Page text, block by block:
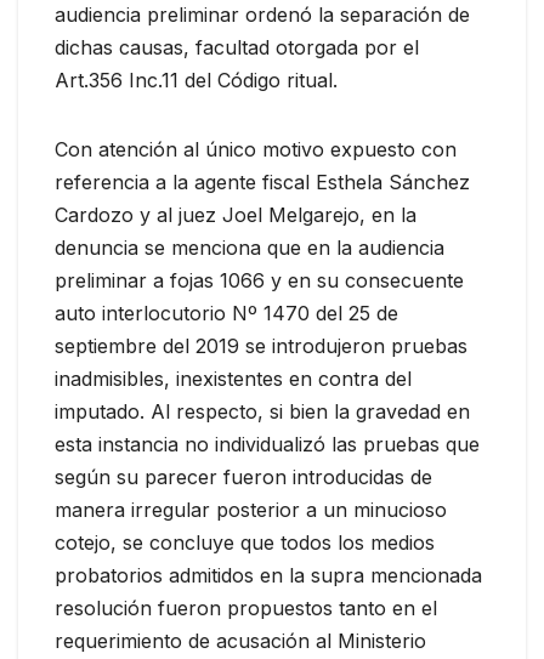
audiencia preliminar ordenó la separación de
dichas causas, facultad otorgada por el
Art.356 Inc.11 del Código ritual.
Con atención al único motivo expuesto con
referencia a la agente fiscal Esthela Sánchez
Cardozo y al juez Joel Melgarejo, en la
denuncia se menciona que en la audiencia
preliminar a fojas 1066 y en su consecuente
auto interlocutorio Nº 1470 del 25 de
septiembre del 2019 se introdujeron pruebas
inadmisibles, inexistentes en contra del
imputado. Al respecto, si bien la gravedad en
esta instancia no individualizó las pruebas que
según su parecer fueron introducidas de
manera irregular posterior a un minucioso
cotejo, se concluye que todos los medios
probatorios admitidos en la supra mencionada
resolución fueron propuestos tanto en el
requerimiento de acusación al Ministerio